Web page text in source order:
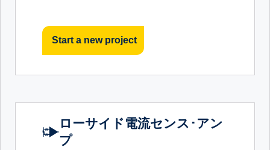
Start a new project
ローサイド電流センス･アン
プ